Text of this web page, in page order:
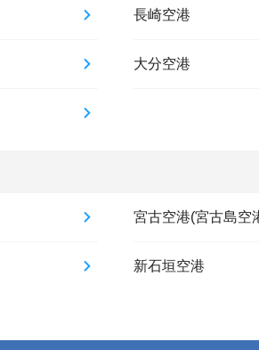
長崎空港
大分空港
宮古空港(宮古島空
新石垣空港